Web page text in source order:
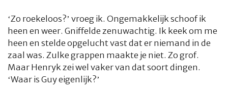
‘Zo roekeloos?’ vroeg ik. Ongemakkelijk schoof ik
heen en weer. Gniffelde zenuwachtig. Ik keek om me
heen en stelde opgelucht vast dat er niemand in de
zaal was. Zulke grappen maakte je niet. Zo grof.
Maar Henryk zei wel vaker van dat soort dingen.
‘Waar is Guy eigenlijk?’